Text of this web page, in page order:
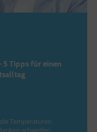
5 Tipps für einen
Temperaturen
schweifen